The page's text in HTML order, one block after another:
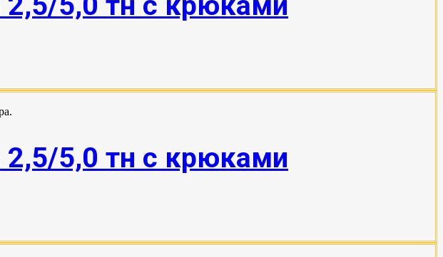
2,5/5,0 тн с крюками